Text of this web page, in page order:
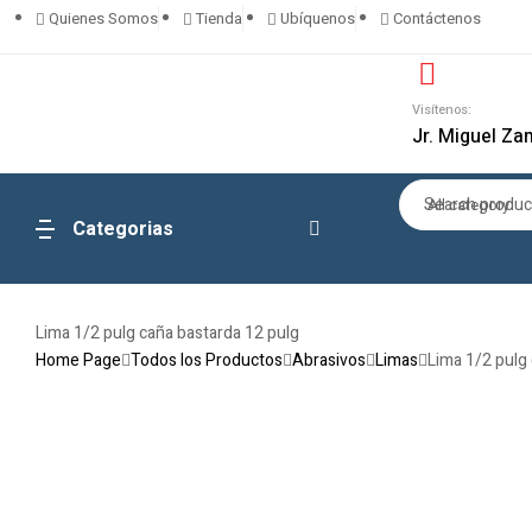
Quienes Somos Tienda Ubíquenos Contáctenos
Visítenos:
Jr. Miguel
Categorias
All category
Lima 1/2 pulg caña bastarda 12 pulg
Home Page Todos los Productos Abrasivos Limas Lima 1/2 pulg